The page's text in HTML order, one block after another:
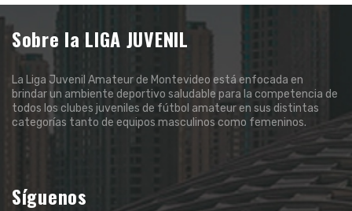
Sobre la LIGA JUVENIL
La Liga Juvenil Amateur de Montevideo está enfocada en
brindar un ambiente deportivo saludable para la competencia de
todos los clubes juveniles de fútbol amateur en sus distintas
categorías tanto de equipos masculinos como femeninos.
Síguenos